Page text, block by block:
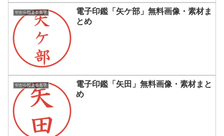
やから始まる名字
電子印鑑「矢ケ部」無料画像・素材ま
とめ
やから始まる名字
電子印鑑「矢田」無料画像・素材まと
め